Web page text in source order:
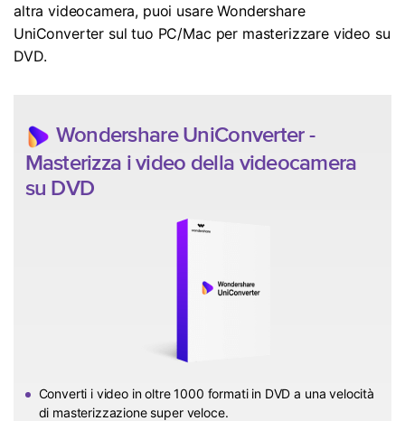
altra videocamera, puoi usare Wondershare
UniConverter sul tuo PC/Mac per masterizzare video su
DVD.
Wondershare UniConverter -
Masterizza i video della videocamera
su DVD
Converti i video in oltre 1000 formati in DVD a una velocità
di masterizzazione super veloce.